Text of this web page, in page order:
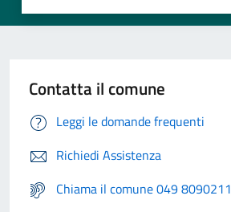
Contatta il comune
Leggi le domande frequenti
Richiedi Assistenza
Chiama il comune 049 8090211